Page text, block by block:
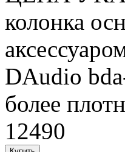
колонка
DAudio
более
12490